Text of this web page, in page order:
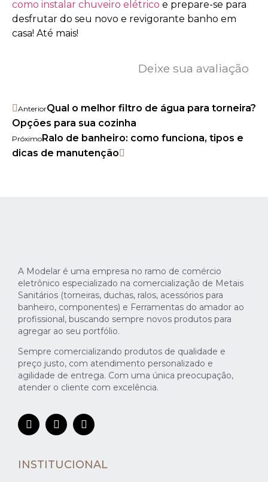
como instalar chuveiro elétrico e prepare-se para
desfrutar do seu novo e revigorante banho em
casa! Até mais!
Deixe sua avaliação
AnteriorQual o melhor filtro de água para torneira?
Opções para sua cozinha
PróximoRalo de banheiro: como funciona, tipos e
dicas de manutenção
A Modelar é uma empresa no ramo de comércio
eletrônico especializado na comercialização de Metais
Sanitários (torneiras, duchas, ralos, acessórios para
banheiro, componentes) e Ferramentas do amador ao
profissional, buscando sempre novos produtos para
agregar ao seu portfólio.
Sempre comercializando produtos de qualidade e
preço justo, com atendimento personalizado e
agilidade de entrega. Com uma única preocupação,
atender o cliente com excelência.
INSTITUCIONAL